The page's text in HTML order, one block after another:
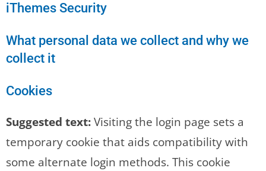
iThemes Security
What personal data we collect and why we
collect it
Cookies
Suggested text:Visiting the login page sets a
temporary cookie that aids compatibility with
some alternate login methods. This cookie